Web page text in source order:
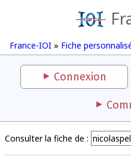
France-IOI » Fiche
Connexion
Consulter la fiche de :